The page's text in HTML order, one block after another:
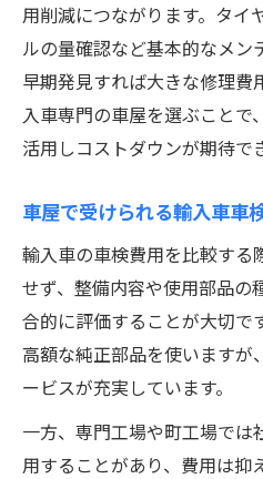
用削減につながります。タイ
ルの量確認など基本的なメン
早期発見すれば大きな修理費
入車専門の車屋を選ぶことで
活用しコストダウンが期待で
車屋で受けられる輸入車車
輸入車の車検費用を比較する
せず、整備内容や使用部品の
合的に評価することが大切で
高額な純正部品を使いますが
ービスが充実しています。
一方、専門工場や町工場で
用することがあり、費用は抑